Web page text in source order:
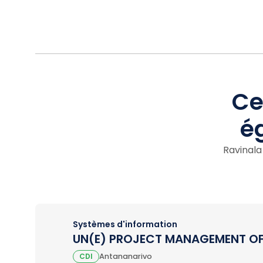
Systèmes d'information
UN(E) PROJECT MANAGEMENT
CDI Antananarivo